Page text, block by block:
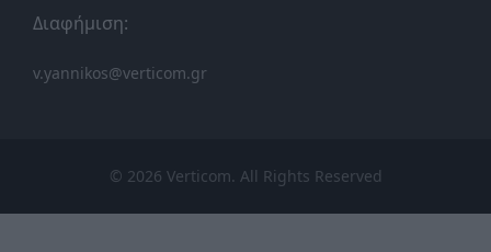
Διαφήμιση:
v.yannikos@verticom.gr
© 2026 Verticom. All Rights Reserved